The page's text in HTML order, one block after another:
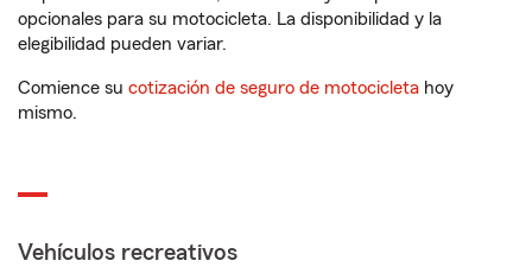
opcionales para su motocicleta. La disponibilidad y la
elegibilidad pueden variar.
Comience su cotización de seguro de motocicleta hoy
mismo.
Vehículos recreativos